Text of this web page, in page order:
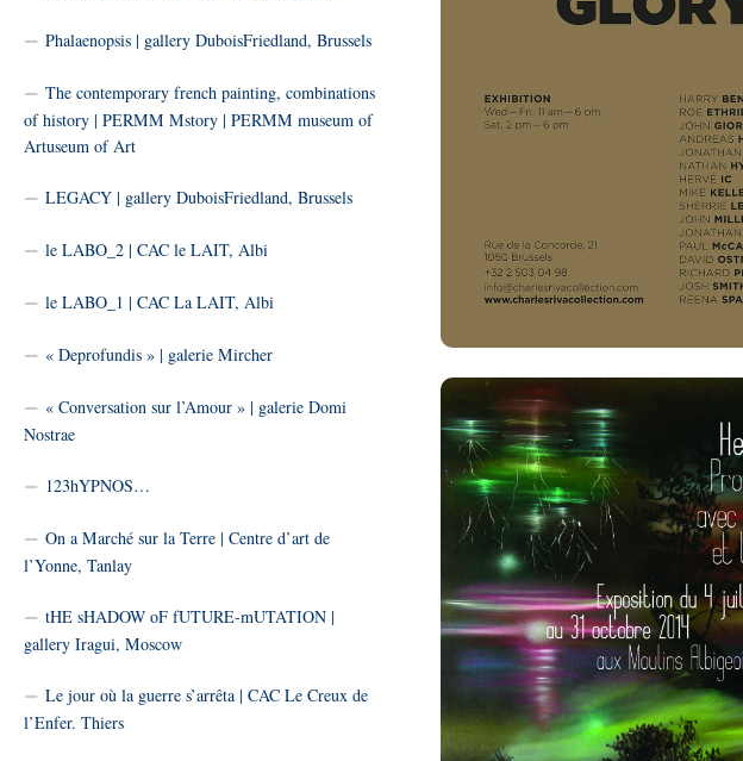
Phalaenopsis | gallery DuboisFriedland, Brussels
The contemporary french painting, combinations
of history | PERMM Mstory | PERMM museum of
Artuseum of Art
LEGACY | gallery DuboisFriedland, Brussels
le LABO_2 | CAC le LAIT, Albi
le LABO_1 | CAC La LAIT, Albi
« Deprofundis » | galerie Mircher
« Conversation sur l’Amour » | galerie Domi
Nostrae
123hYPNOS…
On a Marché sur la Terre | Centre d’art de
l’Yonne, Tanlay
tHE sHADOW oF fUTURE-mUTATION |
gallery Iragui, Moscow
Le jour où la guerre s’arrêta | CAC Le Creux de
l’Enfer. Thiers